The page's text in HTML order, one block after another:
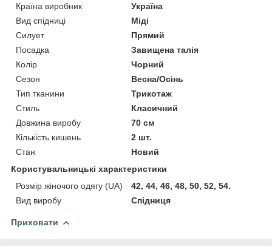
Країна виробник
Україна
Вид спідниці
Міді
Силует
Прямий
Посадка
Завищена талія
Колір
Чорний
Сезон
Весна/Осінь
Тип тканини
Трикотаж
Стиль
Класичний
Довжина виробу
70 см
Кількість кишень
2 шт.
Стан
Новий
Користувальницькі характеристики
Розмір жіночого одягу (UA)
42, 44, 46, 48, 50, 52, 54.
Вид виробу
Спідниця
Приховати